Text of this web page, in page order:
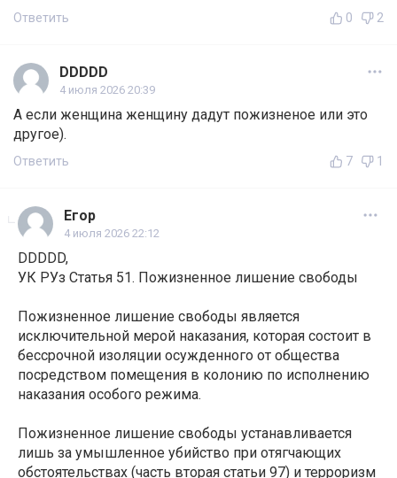
Ответить 0 2
DDDDD
4 июля 2026 20:39
А если женщина женщину дадут пожизненое или это
другое).
Ответить 7 1
Егор
4 июля 2026 22:12
DDDDD,
УК РУз Статья 51. Пожизненное лишение свободы
Пожизненное лишение свободы является
исключительной мерой наказания, которая состоит в
бессрочной изоляции осужденного от общества
посредством помещения в колонию по исполнению
наказания особого режима.
Пожизненное лишение свободы устанавливается
лишь за умышленное убийство при отягчающих
обстоятельствах (часть вторая статьи 97) и терроризм